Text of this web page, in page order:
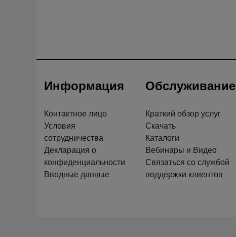
Информация
Контактное лицо
Условия
сотрудничества
Декларация о
конфиденциальности
Вводные данные
Обслуживание
Краткий обзор услуг
Скачать
Каталоги
Вебинары и Видео
Связаться со службой
поддержки клиентов